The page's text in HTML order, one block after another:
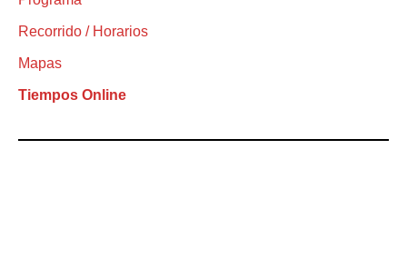
Recorrido / Horarios
Mapas
Tiempos Online